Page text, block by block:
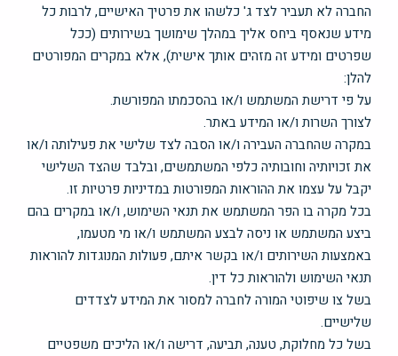
החברה לא תעביר לצד ג' כלשהו את פרטיך האישיים, לרבות כל
מידע שנאסף ביחס אליך במהלך שימושך בשירותים (ככל
שפרטים ומידע זה מזהים אותך אישית), אלא במקרים המפורטים
להלן:
על פי דרישת המשתמש ו/או בהסכמתו המפורשת.
לצורך השרות ו/או המידע באתר.
במקרה שהחברה העבירה ו/או הסבה לצד שלישי את פעילותה ו/או
את זכויותיה וחובותיה כלפי המשתמשים, ובלבד שהצד השלישי
יקבל על עצמו את ההוראות המפורטות במדיניות פרטיות זו.
בכל מקרה בו הפר המשתמש את תנאי השימוש, ו/או במקרים בהם
ביצע המשתמש או ניסה לבצע המשתמש ו/או מי מטעמו,
באמצעות השירותים ו/או בקשר איתם, פעולות המנוגדות להוראות
תנאי השימוש ולהוראות כל דין.
בשל צו שיפוטי המורה לחברה למסור את המידע לצדדים
שלישיים.
בשל כל מחלוקת, טענה, תביעה, דרישה ו/או הליכים משפטיים